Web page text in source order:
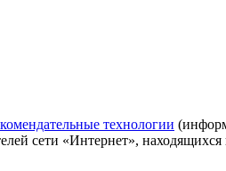
технологии
сети «Интернет»,